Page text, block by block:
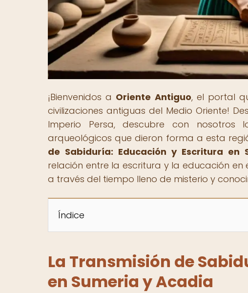
¡Bienvenidos a Oriente Antiguo, el portal
civilizaciones antiguas del Medio Oriente!
Imperio Persa, descubre con nosotros
arqueológicos que dieron forma a esta
de Sabiduría: Educación y Escritura en
relación entre la escritura y la educación
a través del tiempo lleno de misterio y
Índice
La Transmisión de
en Sumeria y Acadia